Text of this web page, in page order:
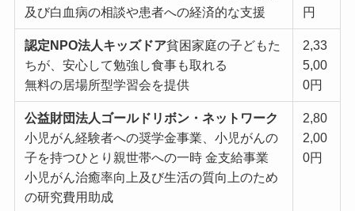
及び⽩⾎病の相談や患者への経済的な⽀援
円
認定NPO法⼈キッズドア貧困家庭の⼦どもた
ちが、安⼼して勉強し⾷事も取れる
無料の居場所型学習会を提供
2,33
5,00
0円
公益財団法⼈ゴールドリボン・ネットワーク
⼩児がん経験者への奨学⾦事業、⼩児がんの
⼦を持つひとり親世帯への⼀時 ⾦⽀給事業
⼩児がん治癒率向上及び⽣活の質向上のため
の研究費⽤助成
2,80
2,00
0円